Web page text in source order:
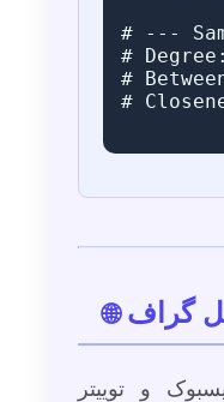
# ---
#
#
#
گراف🌐
و توییتر